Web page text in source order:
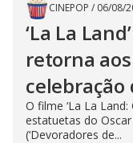
CINEPOP / 06/08/
‘La La
retorna
celebração
O filme ‘La La
estatuetas do
(‘Devoradores de...